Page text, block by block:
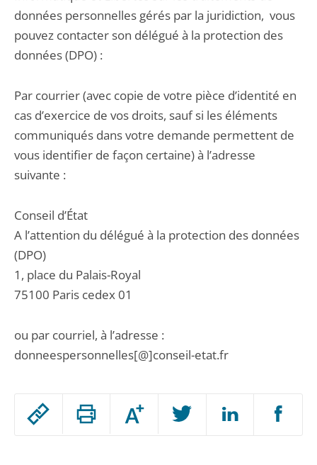
Passer
Augmenter
ou
données personnelles gérés par la juridiction, vous
pouvez contacter son délégué à la protection des
données (DPO) :
Par courrier (avec copie de votre pièce d’identité en
cas d’exercice de vos droits, sauf si les éléments
communiqués dans votre demande permettent de
vous identifier de façon certaine) à l’adresse
suivante :
Conseil d’État
A l’attention du délégué à la protection des données
(DPO)
1, place du Palais-Royal
75100 Paris cedex 01
ou par courriel, à l’adresse :
donneespersonnelles[@]conseil-etat.fr